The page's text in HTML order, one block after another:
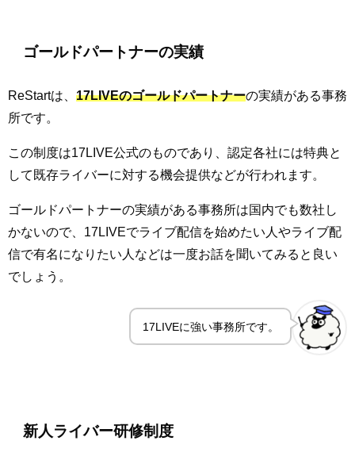
ゴールドパートナーの実績
ReStartは、 17LIVEのゴールドパートナーの実績がある事務
所です。
この制度は17LIVE公式のものであり、認定各社には特典と
して既存ライバーに対する機会提供などが行われます。
ゴールドパートナーの実績がある事務所は国内でも数社し
かないので、17LIVEでライブ配信を始めたい人やライブ配
信で有名になりたい人などは一度お話を聞いてみると良い
でしょう。
17LIVEに強い事務所です。
新人ライバー研修制度